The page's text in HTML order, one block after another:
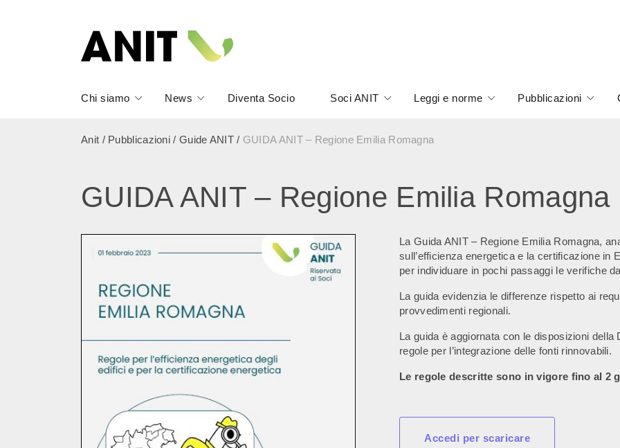
Chi siamo News Diventa Socio Soci ANIT Leggi e norme Pubblicazioni
Anit / Pubblicazioni / Guide ANIT/ GUIDA ANIT – Regione Emilia Romagna
GUIDA ANIT – Regione Emilia Romagna
La Guida ANIT – Regione Emilia Romagna,
sull’efficienza energetica e la certificazione in
per individuare in pochi passaggi le verifiche
La guida evidenzia le differenze rispetto ai
provvedimenti regionali.
La guida è aggiornata con le disposizioni
regole per l’integrazione delle fonti rinnovabili.
Le regole descritte sono in vigore fino al 2
Accedi per scaricare